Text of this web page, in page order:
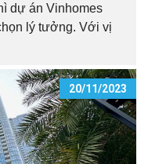
dự án Vinhomes
lý tưởng. Với vị
20/11/2023